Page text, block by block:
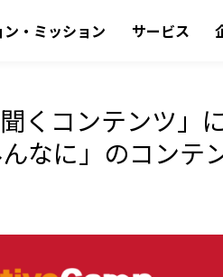
ン・ミッション サービス
くコンテンツ」
なに」のコンテ